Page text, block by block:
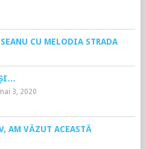
CU MELODIA STRADA
3, 2020
AM VĂZUT ACEASTĂ